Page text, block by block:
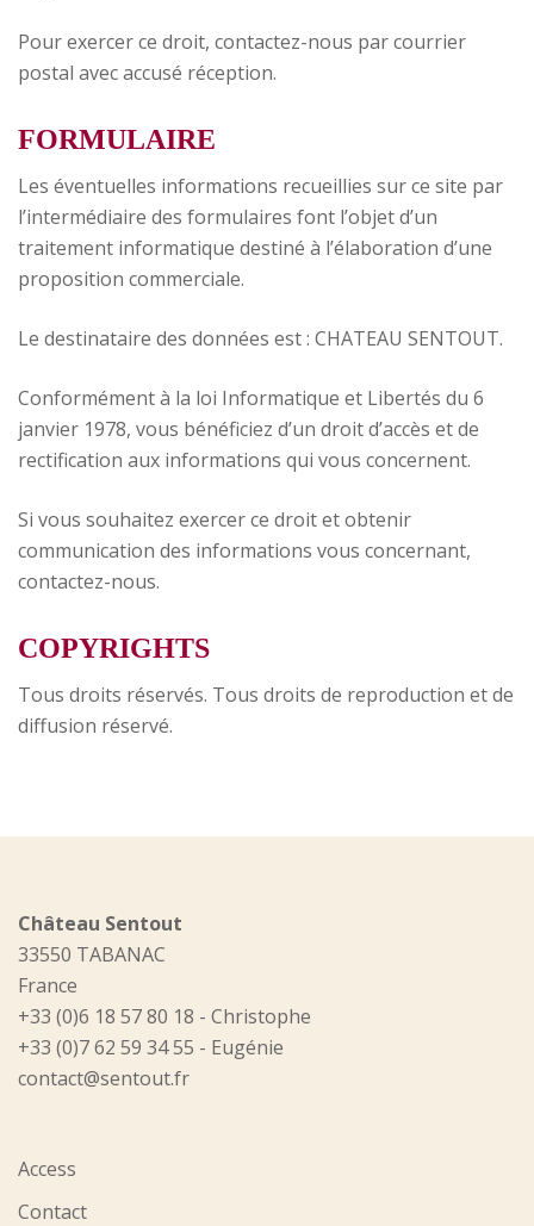
Pour exercer ce droit, contactez-nous par courrier
postal avec accusé réception.
FORMULAIRE
Les éventuelles informations recueillies sur ce site par
l’intermédiaire des formulaires font l’objet d’un
traitement informatique destiné à l’élaboration d’une
proposition commerciale.
Le destinataire des données est : CHATEAU SENTOUT.
Conformément à la loi Informatique et Libertés du 6
janvier 1978, vous bénéficiez d’un droit d’accès et de
rectification aux informations qui vous concernent.
Si vous souhaitez exercer ce droit et obtenir
communication des informations vous concernant,
contactez-nous.
COPYRIGHTS
Tous droits réservés. Tous droits de reproduction et de
diffusion réservé.
Château Sentout
33550 TABANAC
France
+33 (0)6 18 57 80 18 - Christophe
+33 (0)7 62 59 34 55 - Eugénie
contact@sentout.fr
Access
Contact